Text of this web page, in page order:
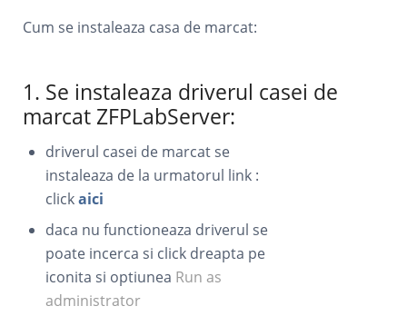
Cum se instaleaza casa de marcat:
1. Se instaleaza driverul casei de
marcat ZFPLabServer:
driverul casei de marcat se
instaleaza de la urmatorul link :
clickaici
daca nu functioneaza driverul se
poate incerca si click dreapta pe
iconita si optiunea Run as
administrator